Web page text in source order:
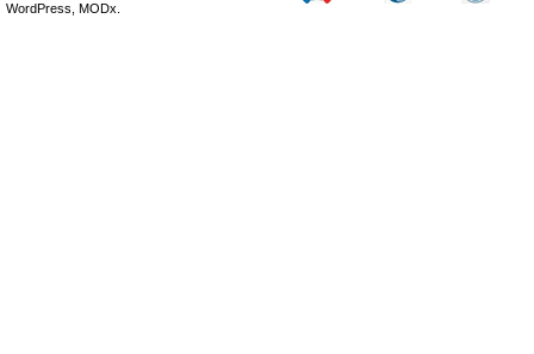
WordPress, MODx.